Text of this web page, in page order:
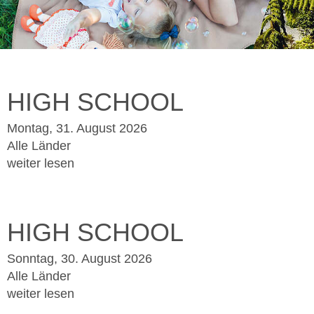
HIGH SCHOOL
Montag, 31. August 2026
Alle Länder
weiter lesen
HIGH SCHOOL
Sonntag, 30. August 2026
Alle Länder
weiter lesen